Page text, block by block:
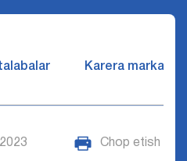
Karera markazi
Chop etish